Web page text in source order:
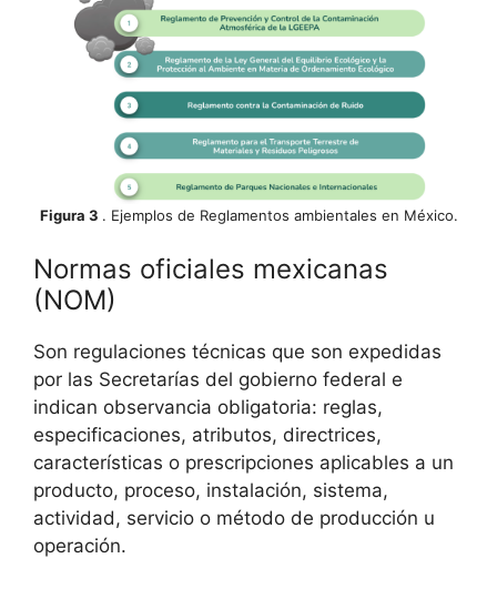
Figura 3 . Ejemplos de Reglamentos ambientales en México.
Normas oficiales mexicanas
(NOM)
Son regulaciones técnicas que son expedidas
por las Secretarías del gobierno federal e
indican observancia obligatoria: reglas,
especificaciones, atributos, directrices,
características o prescripciones aplicables a un
producto, proceso, instalación, sistema,
actividad, servicio o método de producción u
operación.